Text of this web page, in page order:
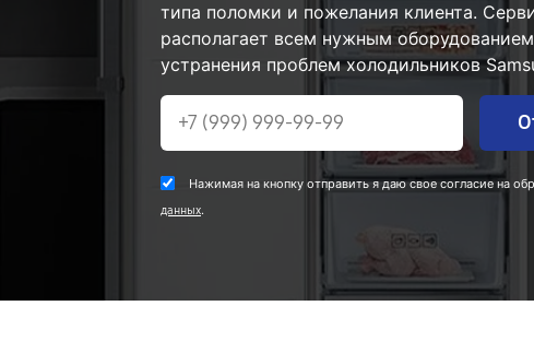
типа поломки и пожелания клиента.
располагает всем нужным
устранения проблем холодильников
Нажимая на кнопку отправить я даю свое согласие на
данных.